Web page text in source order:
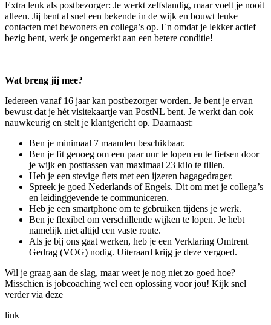
Extra leuk als postbezorger: Je werkt zelfstandig, maar voelt je nooit
alleen. Jij bent al snel een bekende in de wijk en bouwt leuke
contacten met bewoners en collega’s op. En omdat je lekker actief
bezig bent, werk je ongemerkt aan een betere conditie!
Wat breng jij mee?
Iedereen vanaf 16 jaar kan postbezorger worden. Je bent je ervan
bewust dat je hét visitekaartje van PostNL bent. Je werkt dan ook
nauwkeurig en stelt je klantgericht op. Daarnaast:
Ben je minimaal 7 maanden beschikbaar.
Ben je fit genoeg om een paar uur te lopen en te fietsen door
je wijk en posttassen van maximaal 23 kilo te tillen.
Heb je een stevige fiets met een ijzeren bagagedrager.
Spreek je goed Nederlands of Engels. Dit om met je collega’s
en leidinggevende te communiceren.
Heb je een smartphone om te gebruiken tijdens je werk.
Ben je flexibel om verschillende wijken te lopen. Je hebt
namelijk niet altijd een vaste route.
Als je bij ons gaat werken, heb je een Verklaring Omtrent
Gedrag (VOG) nodig. Uiteraard krijg je deze vergoed.
Wil je graag aan de slag, maar weet je nog niet zo goed hoe?
Misschien is jobcoaching wel een oplossing voor jou! Kijk snel
verder via deze
link